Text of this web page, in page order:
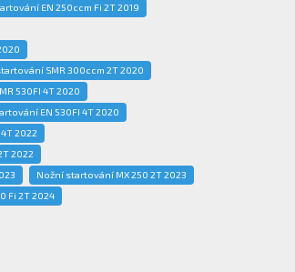
EN 250ccm Fi 2T 2019
SMR 300ccm 2T 2020
530FI 4T 2020
EN 530FI 4T 2020
2022
2022
Nožní startování MX 250 2T 2023
Fi 2T 2024